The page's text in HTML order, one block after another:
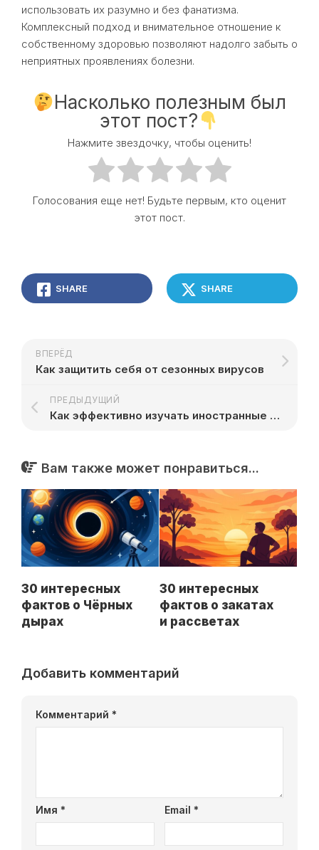
использовать их разумно и без фанатизма.
Комплексный подход и внимательное отношение к
собственному здоровью позволяют надолго забыть о
неприятных проявлениях болезни.
Насколько полезным был
этот пост?
Нажмите звездочку, чтобы оценить!
Голосования еще нет! Будьте первым, кто оценит
этот пост.
SHARE SHARE
ВПЕРЁД
Как защитить себя от сезонных вирусов
ПРЕДЫДУЩИЙ
Как эффективно изучать иностранные языки
Вам также может понравиться...
30 интересных
фактов о Чёрных
дырах
30 интересных
фактов о закатах
и рассветах
Добавить комментарий
Комментарий *
Имя * Email *